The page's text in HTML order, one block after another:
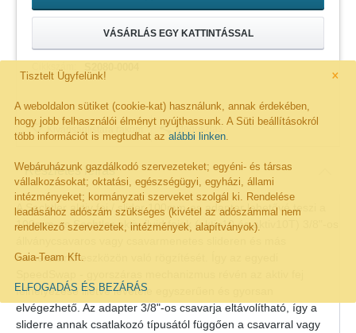
×
Tisztelt Ügyfelünk!
A weboldalon sütiket (cookie-kat) használunk, annak érdekében,
hogy jobb felhasználói élményt nyújthassunk. A Süti beállításokról
több információt is megtudhat az alábbi linken.
Webáruházunk gazdálkodó szervezeteket; egyéni- és társas
vállalkozásokat; oktatási, egészségügyi, egyházi, állami
intézményeket; kormányzati szerveket szolgál ki. Rendelése
leadásához adószám szükséges (kivétel az adószámmal nem
rendelkező szervezetek, intézmények, alapítványok).
Gaia-Team Kft.
ELFOGADÁS ÉS BEZÁRÁS
VÁSÁRLÁS EGY KATTINTÁSSAL
Kivánságlistára rakom Megosztás
Részletes leírás
A Sachtler aktiv fej / slider 100mm-es adapter lehetővé teszi a
100mm-es Sachtler aktiv fluid fejek (aktiv10 és aktiv10T) 3/8"-os
kameratartó eszközön való rögzítését. Így az egyedi
felhelyezése illetve levétele egyszerűen és gyorsan
elvégezhető. Az adapter 3/8"-os csavarja eltávolítható, így a
sliderre annak csatlakozó típusától függően a csavarral vagy